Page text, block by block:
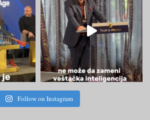
Follow on Instagram